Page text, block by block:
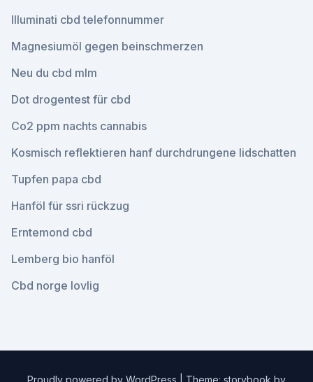
Illuminati cbd telefonnummer
Magnesiumöl gegen beinschmerzen
Neu du cbd mlm
Dot drogentest für cbd
Co2 ppm nachts cannabis
Kosmisch reflektieren hanf durchdrungene lidschatten
Tupfen papa cbd
Hanföl für ssri rückzug
Erntemond cbd
Lemberg bio hanföl
Cbd norge lovlig
Proudly powered by WordPress Theme: storybook by